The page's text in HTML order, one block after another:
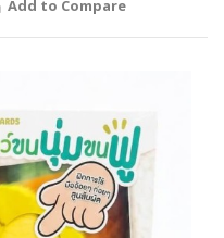
Add to Compare